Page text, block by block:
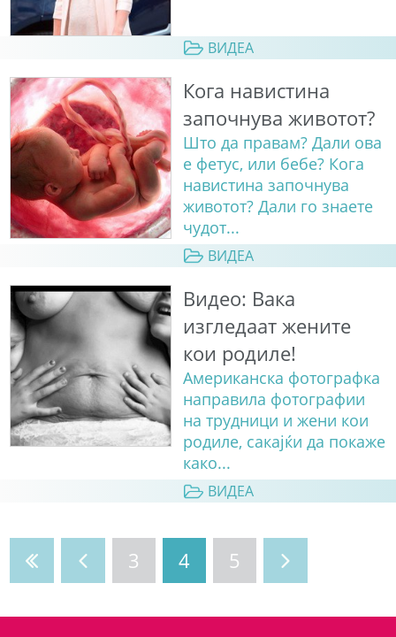
ВИДЕА
Кога навистина
започнува животот?
Што да правам? Дали ова
е фетус, или бебе? Кога
навистина започнува
животот? Дали го знаете
чудот...
ВИДЕА
Видео: Вака
изгледаат жените
кои родиле!
Американска фотографка
направила фотографии
на трудници и жени кои
родиле, сакајќи да покаже
како...
ВИДЕА
3 4 5